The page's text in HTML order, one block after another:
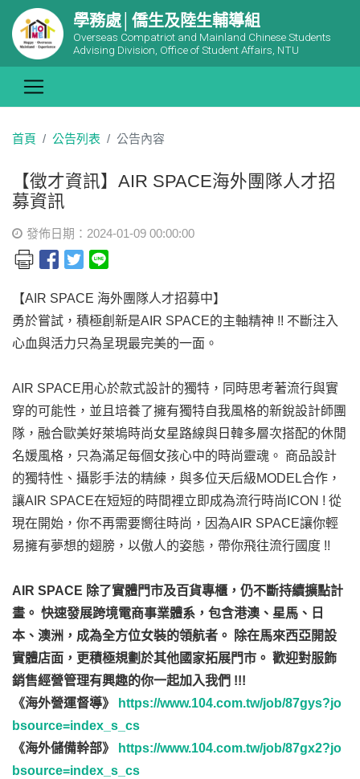
學務處│僑生及陸生輔導組
Overseas Compatriot and Mainland Chinese Students
Advising Division, Office of Student Affairs, NTU
首頁 公告列表 公告內容
【徵才資訊】AIR SPACE海外團隊人才招
募資訊
發佈日期：2024-01-09 00:00:00
【AIR SPACE 海外團隊人才招募中】
勇於嘗試，積極創新是AIR SPACE的主軸精神 !! 不斷注入
心血與活力只為呈現最完美的一面。
AIR SPACE用心於款式設計的獨特，同時思考著流行與實
穿的可能性，並且培養了擁有獨特自我風格的新銳設計師團
隊，融合歐美好萊塢時尚女星路線與日韓多層次搭配的休閒
名媛風格，只為滿足每個女孩心中的時尚靈魂。 商品設計
的獨特性、攝影手法的精練，與多位天后級MODEL合作，
讓AIR SPACE在短短的時間裡立即成為流行時尚ICON ! 從
現在開始，你不再需要嚮往時尚，因為AIR SPACE讓你輕
易擁有夢想的翅膀，以傲人的姿態，帶你飛往流行國度 !!
AIR SPACE 除了實體門市及百貨專櫃，仍不斷持續擴點計
畫。 快速發展跨境電商事業體系，包含港澳、星馬、日
本、澳洲，成為全方位女裝的領航者。
除在馬來西亞開設
實體店面，更積極規劃於其他國家拓展門市。 歡迎對服飾
銷售經營管理有興趣的你一起加入我們 !!!
《海外營運督導》
https://www.104.com.tw/job/87gys?jo
bsource=index_s_cs
《海外儲備幹部》
https://www.104.com.tw/job/87gx2?jo
bsource=index_s_cs